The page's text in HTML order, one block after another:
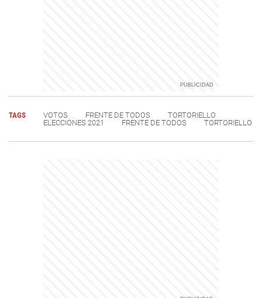
TAGS VOTOS FRENTE DE TODOS
TORTORIELLO
ELECCIONES 2021
FRENTE DE TODOS TORTORIELLO